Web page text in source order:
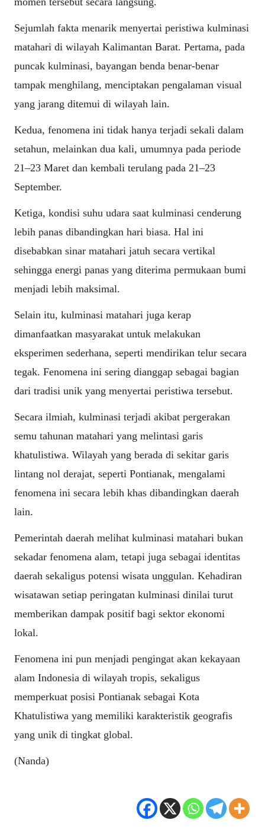
Sejumlah fakta menarik menyertai peristiwa kulminasi
matahari di wilayah Kalimantan Barat. Pertama, pada
puncak kulminasi, bayangan benda benar-benar
tampak menghilang, menciptakan pengalaman visual
yang jarang ditemui di wilayah lain.
Kedua, fenomena ini tidak hanya terjadi sekali dalam
setahun, melainkan dua kali, umumnya pada periode
21–23 Maret dan kembali terulang pada 21–23
September.
Ketiga, kondisi suhu udara saat kulminasi cenderung
lebih panas dibandingkan hari biasa. Hal ini
disebabkan sinar matahari jatuh secara vertikal
sehingga energi panas yang diterima permukaan bumi
menjadi lebih maksimal.
Selain itu, kulminasi matahari juga kerap
dimanfaatkan masyarakat untuk melakukan
eksperimen sederhana, seperti mendirikan telur secara
tegak. Fenomena ini sering dianggap sebagai bagian
dari tradisi unik yang menyertai peristiwa tersebut.
Secara ilmiah, kulminasi terjadi akibat pergerakan
semu tahunan matahari yang melintasi garis
khatulistiwa. Wilayah yang berada di sekitar garis
lintang nol derajat, seperti Pontianak, mengalami
fenomena ini secara lebih khas dibandingkan daerah
lain.
Pemerintah daerah melihat kulminasi matahari bukan
sekadar fenomena alam, tetapi juga sebagai identitas
daerah sekaligus potensi wisata unggulan. Kehadiran
wisatawan setiap peringatan kulminasi dinilai turut
memberikan dampak positif bagi sektor ekonomi
lokal.
Fenomena ini pun menjadi pengingat akan kekayaan
alam Indonesia di wilayah tropis, sekaligus
memperkuat posisi Pontianak sebagai Kota
Khatulistiwa yang memiliki karakteristik geografis
yang unik di tingkat global.
(Nanda)